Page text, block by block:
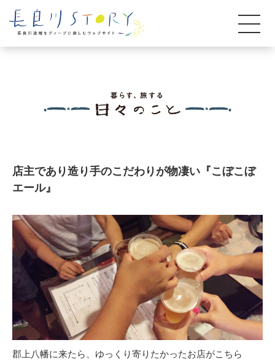
店主であり造り手のこだわりが物凄い『こぼこぼ
エール』
郡上八幡に来たら、ゆっくり寄りたかったお店がこちら